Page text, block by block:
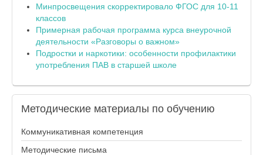
Минпросвещения скорректировало ФГОС для 10-11
классов
Примерная рабочая программа курса внеурочной
деятельности «Разговоры о важном»
Подростки и наркотики: особенности профилактики
употребления ПАВ в старшей школе
Методические материалы по обучению
Коммуникативная компетенция
Методические письма